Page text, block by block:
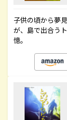
子供の頃から夢
が、島で出合う
憶。